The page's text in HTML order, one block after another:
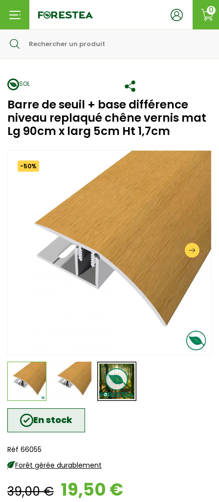
0
SOL
Barre de seuil + base différence
niveau replaqué chêne vernis mat
Lg 90cm x larg 5cm Ht 1,7cm
-50%
En stock
Réf 66055
Forêt gérée durablement
39,00 € 19,50 €